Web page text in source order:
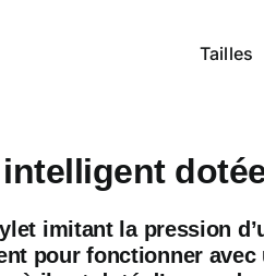
Tailles
imitant la pression
pour fonctionner